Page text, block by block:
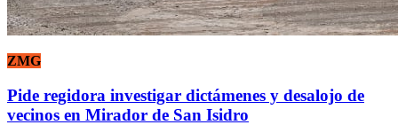
ZMG
Pide regidora investigar dictámenes y desalojo de
vecinos en Mirador de San Isidro